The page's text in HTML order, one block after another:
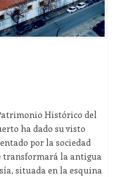
Histórico del
ha dado su visto
por la sociedad
transformará la antigua
situada en la esquina